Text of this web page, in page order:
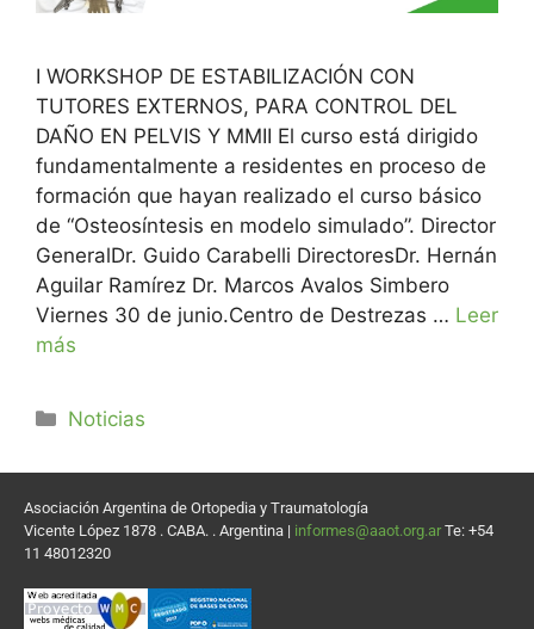
I WORKSHOP DE ESTABILIZACIÓN CON
TUTORES EXTERNOS, PARA CONTROL DEL
DAÑO EN PELVIS Y MMII El curso está dirigido
fundamentalmente a residentes en proceso de
formación que hayan realizado el curso básico
de “Osteosíntesis en modelo simulado”. Director
GeneralDr. Guido Carabelli DirectoresDr. Hernán
Aguilar Ramírez Dr. Marcos Avalos Simbero
Viernes 30 de junio.Centro de Destrezas … Leer
más
Noticias
Asociación Argentina de Ortopedia y Traumatología
Vicente López 1878 . CABA. . Argentina | informes@aaot.org.ar Te: +54
11 48012320